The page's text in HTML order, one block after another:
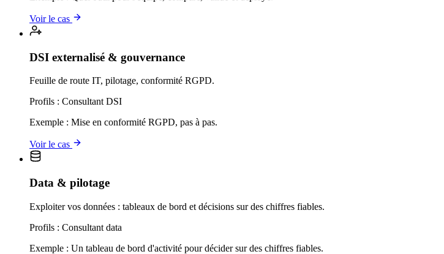
Voir le cas
DSI externalisé & gouvernance
Feuille de route IT, pilotage, conformité RGPD.
Profils : Consultant DSI
Exemple : Mise en conformité RGPD, pas à pas.
Voir le cas
Data & pilotage
Exploiter vos données : tableaux de bord et décisions sur des chiffres fiables.
Profils : Consultant data
Exemple : Un tableau de bord d'activité pour décider sur des chiffres fiables.